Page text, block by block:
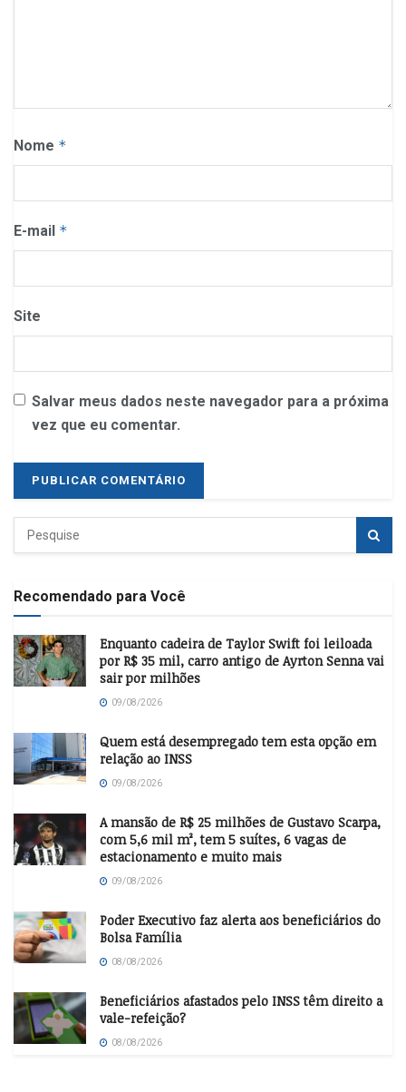
Nome *
E-mail *
Site
Salvar meus dados neste navegador para a próxima
vez que eu comentar.
Recomendado para Você
Enquanto cadeira de Taylor Swift foi leiloada
por R$ 35 mil, carro antigo de Ayrton Senna vai
sair por milhões
09/08/2026
Quem está desempregado tem esta opção em
relação ao INSS
09/08/2026
A mansão de R$ 25 milhões de Gustavo Scarpa,
com 5,6 mil m², tem 5 suítes, 6 vagas de
estacionamento e muito mais
09/08/2026
Poder Executivo faz alerta aos beneficiários do
Bolsa Família
08/08/2026
Beneficiários afastados pelo INSS têm direito a
vale-refeição?
08/08/2026